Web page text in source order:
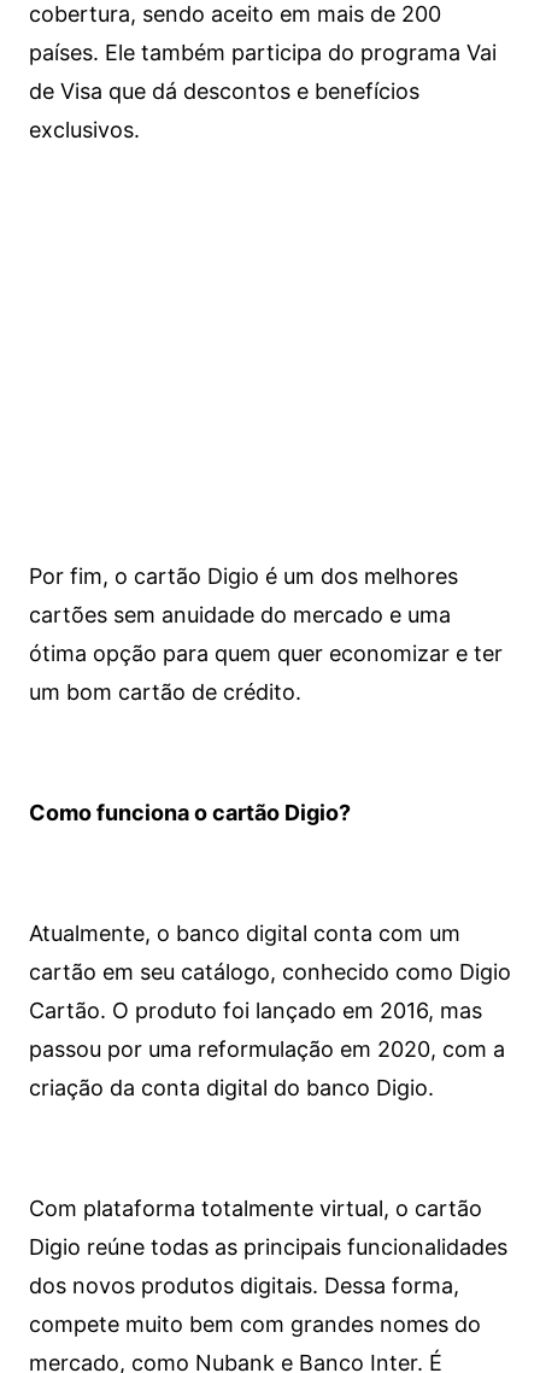
cobertura, sendo aceito em mais de 200
países. Ele também participa do programa Vai
de Visa que dá descontos e benefícios
exclusivos.
Por fim, o cartão Digio é um dos melhores
cartões sem anuidade do mercado e uma
ótima opção para quem quer economizar e ter
um bom cartão de crédito.
Como funciona o cartão Digio?
Atualmente, o banco digital conta com um
cartão em seu catálogo, conhecido como Digio
Cartão. O produto foi lançado em 2016, mas
passou por uma reformulação em 2020, com a
criação da conta digital do banco Digio.
Com plataforma totalmente virtual, o cartão
Digio reúne todas as principais funcionalidades
dos novos produtos digitais. Dessa forma,
compete muito bem com grandes nomes do
mercado, como Nubank e Banco Inter. É